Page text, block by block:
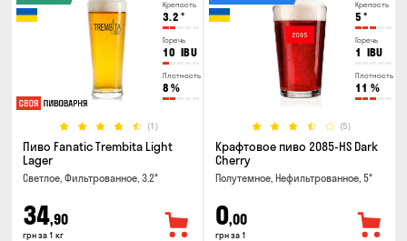
Крепость
3.2 °
Горечь
10 IBU
Плотность
8 %
(1)
Пиво Fanatic Trembita Light
Lager
Светлое, Фильтрованное, 3.2°
34,90
грн за 1 кг
Крепость
5 °
Горечь
1 IBU
Плотность
11 %
(5)
Крафтовое пиво 2085-HS Dark
Cherry
Полутемное, Нефильтрованное, 5°
0,00
грн за 1